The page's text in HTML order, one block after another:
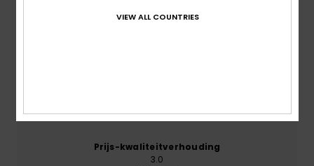
Prijs-kwaliteitverhouding
3.0
VIEW ALL COUNTRIES